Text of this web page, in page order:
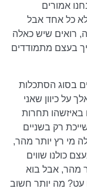
אמורים
כל אחד אבל
רואים שיש כאלה
בעצם מתמודדים
בסוג הסתכלות
על כיוון שאני
באיזשהו תחרות
רק בשניים
מי רץ יותר מהר,
כולנו שווים
מהר, אבל בוא
מה יותר חשוב